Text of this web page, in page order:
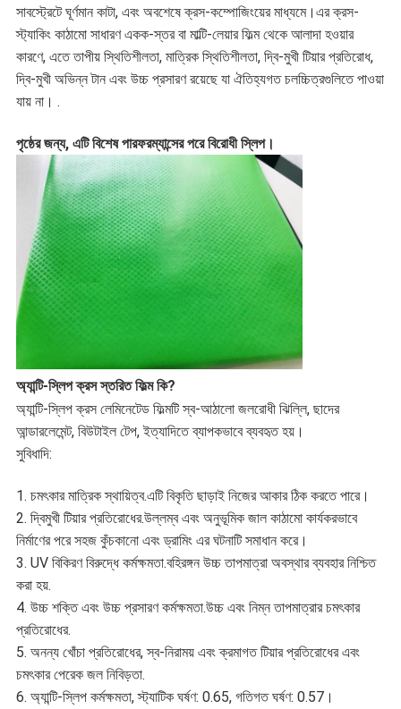
সাবস্ট্রেটে ঘূর্ণমান কাটা, এবং অবশেষে ক্রস-কম্পোজিংয়ের মাধ্যমে।এর ক্রস-
স্ট্যাকিং কাঠামো সাধারণ একক-স্তর বা মাল্টি-লেয়ার ফিল্ম থেকে আলাদা হওয়ার
কারণে, এতে তাপীয় স্থিতিশীলতা, মাত্রিক স্থিতিশীলতা, দ্বি-মুখী টিয়ার প্রতিরোধ,
দ্বি-মুখী অভিন্ন টান এবং উচ্চ প্রসারণ রয়েছে যা ঐতিহ্যগত চলচ্চিত্রগুলিতে পাওয়া
যায় না। .
পৃষ্ঠের জন্য, এটি বিশেষ পারফরম্যান্সের পরে বিরোধী স্লিপ।
অ্যান্টি-স্লিপ ক্রস স্তরিত ফিল্ম কি?
অ্যান্টি-স্লিপ ক্রস লেমিনেটেড ফিল্মটি স্ব-আঠালো জলরোধী ঝিল্লি, ছাদের
আন্ডারলেমেন্ট, বিউটাইল টেপ, ইত্যাদিতে ব্যাপকভাবে ব্যবহৃত হয়।
সুবিধাদি:
1. চমৎকার মাত্রিক স্থায়িত্ব.এটি বিকৃতি ছাড়াই নিজের আকার ঠিক করতে পারে।
2. দ্বিমুখী টিয়ার প্রতিরোধের.উল্লম্ব এবং অনুভূমিক জাল কাঠামো কার্যকরভাবে
নির্মাণের পরে সহজ কুঁচকানো এবং ড্রামিং এর ঘটনাটি সমাধান করে।
3. UV বিকিরণ বিরুদ্ধে কর্মক্ষমতা.বহিরঙ্গন উচ্চ তাপমাত্রা অবস্থার ব্যবহার নিশ্চিত
করা হয়.
4. উচ্চ শক্তি এবং উচ্চ প্রসারণ কর্মক্ষমতা.উচ্চ এবং নিম্ন তাপমাত্রার চমৎকার
প্রতিরোধের.
5. অনন্য খোঁচা প্রতিরোধের, স্ব-নিরাময় এবং ক্রমাগত টিয়ার প্রতিরোধের এবং
চমৎকার পেরেক জল নিবিড়তা.
6. অ্যান্টি-স্লিপ কর্মক্ষমতা, স্ট্যাটিক ঘর্ষণ: 0.65, গতিগত ঘর্ষণ: 0.57।